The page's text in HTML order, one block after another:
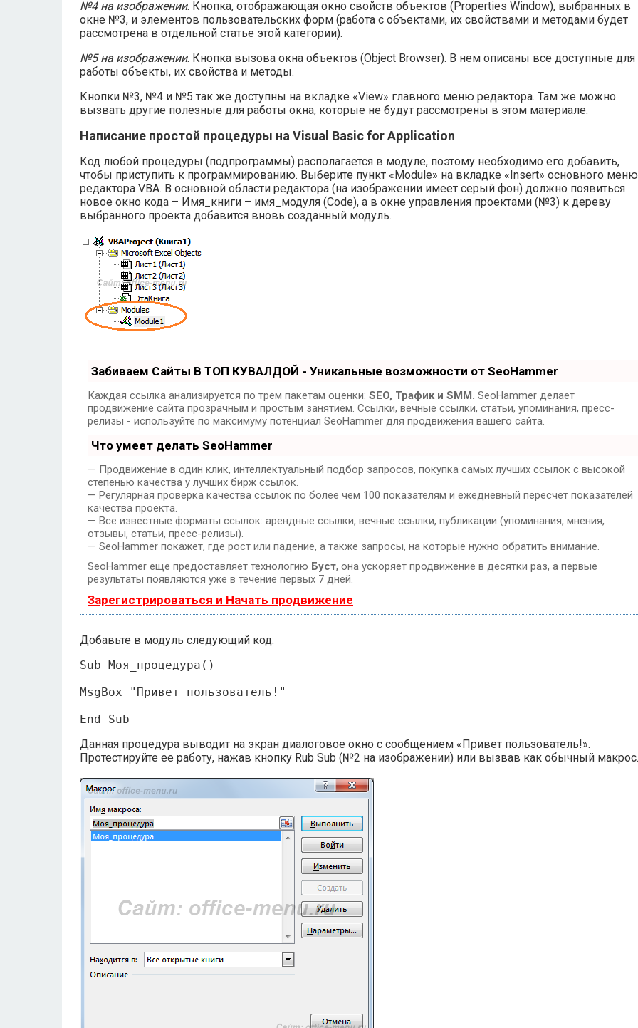
№4 на изображении. Кнопка, отображающая окно свойств объектов (Properties Window), выбранных в
окне №3, и элементов пользовательских форм (работа с объектами, их свойствами и методами будет
рассмотрена в отдельной статье этой категории).
№5 на изображении. Кнопка вызова окна объектов (Object Browser). В нем описаны все доступные для
работы объекты, их свойства и методы.
Кнопки №3, №4 и №5 так же доступны на вкладке «View» главного меню редактора. Там же можно
вызвать другие полезные для работы окна, которые не будут рассмотрены в этом материале.
Написание простой процедуры на Visual Basic for Application
Код любой процедуры (подпрограммы) располагается в модуле, поэтому необходимо его добавить,
чтобы приступить к программированию. Выберите пункт «Module» на вкладке «Insert» основного меню
редактора VBA. В основной области редактора (на изображении имеет серый фон) должно появиться
новое окно кода – Имя_книги – имя_модуля (Code), а в окне управления проектами (№3) к дереву
выбранного проекта добавится вновь созданный модуль.
Забиваем Сайты В ТОП КУВАЛДОЙ - Уникальные возможности от SeoHammer
Каждая ссылка анализируется по трем пакетам оценки: SEO, Трафик и SMM. SeoHammer делает
продвижение сайта прозрачным и простым занятием. Ссылки, вечные ссылки, статьи, упоминания, пресс-
релизы - используйте по максимуму потенциал SeoHammer для продвижения вашего сайта.
Что умеет делать SeoHammer
— Продвижение в один клик, интеллектуальный подбор запросов, покупка самых лучших ссылок с высокой
степенью качества у лучших бирж ссылок.
— Регулярная проверка качества ссылок по более чем 100 показателям и ежедневный пересчет показателей
качества проекта.
— Все известные форматы ссылок: арендные ссылки, вечные ссылки, публикации (упоминания, мнения,
отзывы, статьи, пресс-релизы).
— SeoHammer покажет, где рост или падение, а также запросы, на которые нужно обратить внимание.
SeoHammer еще предоставляет технологию Буст, она ускоряет продвижение в десятки раз, а первые
результаты появляются уже в течение первых 7 дней.
Зарегистрироваться и Начать продвижение
Добавьте в модуль следующий код:
Sub Моя_процедура()
MsgBox "Привет пользователь!"
End Sub
Данная процедура выводит на экран диалоговое окно с сообщением «Привет пользователь!».
Протестируйте ее работу, нажав кнопку Rub Sub (№2 на изображении) или вызвав как обычный макрос.